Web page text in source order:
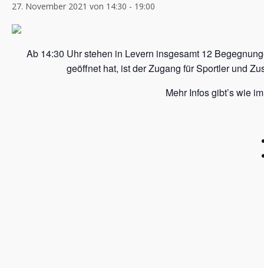
27. November 2021 von 14:30 - 19:00
Ab 14:30 Uhr stehen in Levern insgesamt 12
geöffnet hat, ist der Zugang für Sportler und
Mehr Infos gibt’s wie